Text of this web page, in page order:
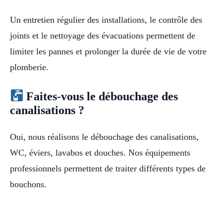
Un entretien régulier des installations, le contrôle des
joints et le nettoyage des évacuations permettent de
limiter les pannes et prolonger la durée de vie de votre
plomberie.
Faites-vous le débouchage des
canalisations ?
Oui, nous réalisons le débouchage des canalisations,
WC, éviers, lavabos et douches. Nos équipements
professionnels permettent de traiter différents types de
bouchons.